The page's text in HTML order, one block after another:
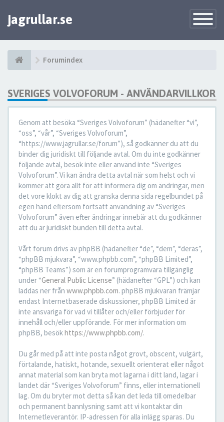
Toggle
jagrullar.se
Forumindex
SVERIGES VOLVOFORUM - ANVÄNDARVILLKOR
Genom att besöka “Sveriges Volvoforum” (hädanefter “vi”,
“oss”, “vår”, “Sveriges Volvoforum”,
“https://www.jagrullar.se/forum”), så godkänner du att du
binder dig juridiskt till följande avtal. Om du inte godkänner
följande avtal, besök inte eller använd inte “Sveriges
Volvoforum”. Vi kan ändra detta avtal när som helst och vi
kommer att göra allt för att informera dig om ändringar, men
det vore klokt av dig att granska denna sida regelbundet på
egen hand eftersom fortsatt användning av “Sveriges
Volvoforum” även efter ändringar innebär att du godkänner
att du är juridiskt bunden till detta avtal.
Vårt forum drivs av phpBB (hädanefter “de”, “dem”, “deras”,
“phpBB mjukvara”, “www.phpbb.com”, “phpBB Limited”,
“phpBB Teams”) som är en forumprogramvara tillgänglig
under “General Public License” (hädanefter “GPL”) och kan
laddas ner från www.phpbb.com. phpBB mjukvaran främjar
endast Internetbaserade diskussioner, phpBB Limited är
inte ansvariga för vad vi tillåter och/eller förbjuder för
innehåll och/eller uppförande. För mer information om
phpBB, besökhttps://www.phpbb.com/.
Du går med på att inte posta något grovt, obscent, vulgärt,
förtalande, hatiskt, hotande, sexuellt orienterat eller något
annat material som kan bryta mot lagarna i ditt land, lagar i
landet där “Sveriges Volvoforum” finns, eller internationell
lag. Om du bryter mot detta så kan det leda till omedelbar
och permanent bannlysning samt att vi kontaktar din
Internetleverantör. IP-adressen för alla inlägg sparas. Du